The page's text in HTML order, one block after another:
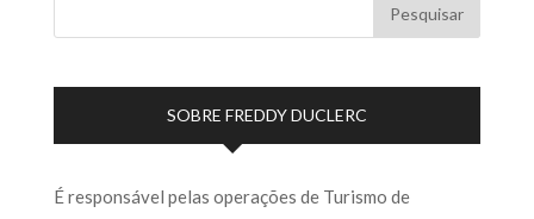
SOBRE FREDDY DUCLERC
É responsável pelas operações de Turismo de